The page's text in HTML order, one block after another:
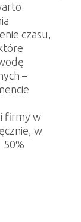
czasu,
–
firmy w
w
50%